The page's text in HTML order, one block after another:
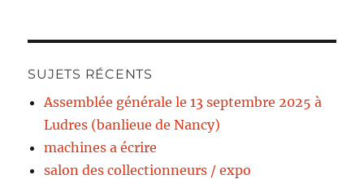
SUJETS RÉCENTS
Assemblée générale le 13 septembre 2025 à
Ludres (banlieue de Nancy)
machines a écrire
salon des collectionneurs / expo